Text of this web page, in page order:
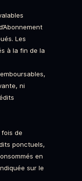
Les
à la fin de la
ni
fois de
ponctuels,
en
sur le